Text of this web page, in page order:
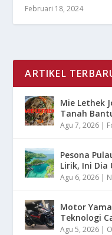
Februari 18, 2024
ARTIKEL
Mie Lethek
Tanah
Agu 7, 2026 |
Pesona
Lirik, Ini Dia
Agu 6, 2026 |
Motor
Teknologi
Agu 5, 2026 |